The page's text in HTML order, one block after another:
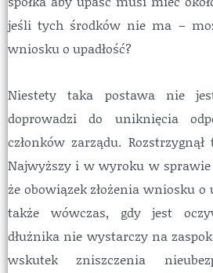
jeśli tych środków nie ma –
wniosku o upadłość?
Niestety taka postawa nie
doprowadzi do uniknięcia
członków zarządu.
Najwyższy i w wyroku w sprawie
że obowiązek złożenia wniosku o
także wówczas, gdy jest
dłużnika nie wystarczy na
wskutek zniszczenia